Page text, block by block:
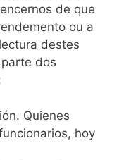
de que
ou a
destes
dos
Quienes
hoy